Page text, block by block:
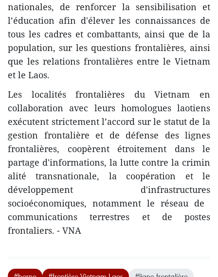
nationales, de renforcer la sensibilisation et
l’éducation ​afin d'élever les connaissances de
tous les cadres et combattants, ainsi que de la​
population, sur ​les questions frontalières, ainsi
que les relations frontalières entre le Vietnam
et le Laos.
Les localités frontalières du Vietnam en
collaboration avec leurs homologues laotiens
exécutent strictement l’accord sur le statut de la
gestion frontalière et de défense ​des lignes
frontalières, ​coopèrent étroitement dans le
partage d'informations, la lutte contre la crimin​
alité transnationa​le, la coopération et le
développement d'infrastructures
socioéconomiques, notamment le ​réseau de ​
communications terrestres et de postes
frontaliers. - VNA